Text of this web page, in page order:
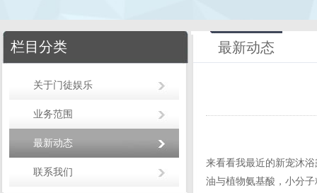
栏目分类
关于门徒娱乐
业务范围
最新动态
联系我们
最新动态
来看看我最近的新宠沐
油与植物氨基酸，小分